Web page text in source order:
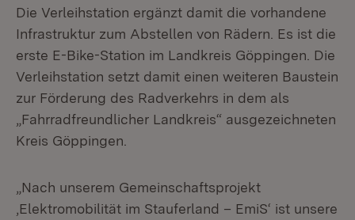
Die Verleihstation ergänzt damit die vorhandene
Infrastruktur zum Abstellen von Rädern. Es ist die
erste E-Bike-Station im Landkreis Göppingen. Die
Verleihstation setzt damit einen weiteren Baustein
zur Förderung des Radverkehrs in dem als
„Fahrradfreundlicher Landkreis“ ausgezeichneten
Kreis Göppingen.
„Nach unserem Gemeinschaftsprojekt
‚Elektromobilität im Stauferland – EmiS‘ ist unsere